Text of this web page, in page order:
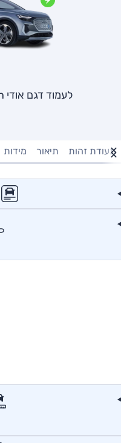
לעמוד דגם אודי Q4 e-tron ספורטבק
תעודת זהות תיאור מידות